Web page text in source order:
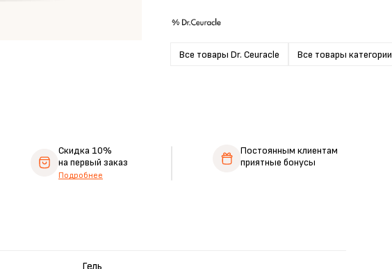
Все товары Dr. Ceuracle Все товары категории
Скидка 10%
на первый заказ
Подробнее
Постоянным клиентам
приятные бонусы